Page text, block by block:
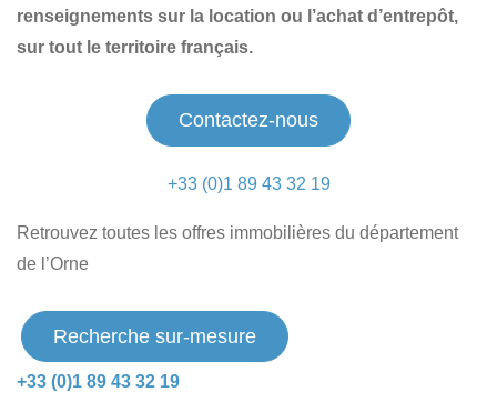
renseignements sur la location ou l’achat d’entrepôt,
sur tout le territoire français.
Contactez-nous
+33 (0)1 89 43 32 19
Retrouvez toutes les offres immobilières du département
de l’Orne
Recherche sur-mesure
+33 (0)1 89 43 32 19